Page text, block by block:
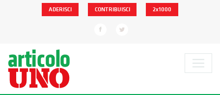
ADERISCI CONTRIBUISCI 2x1000